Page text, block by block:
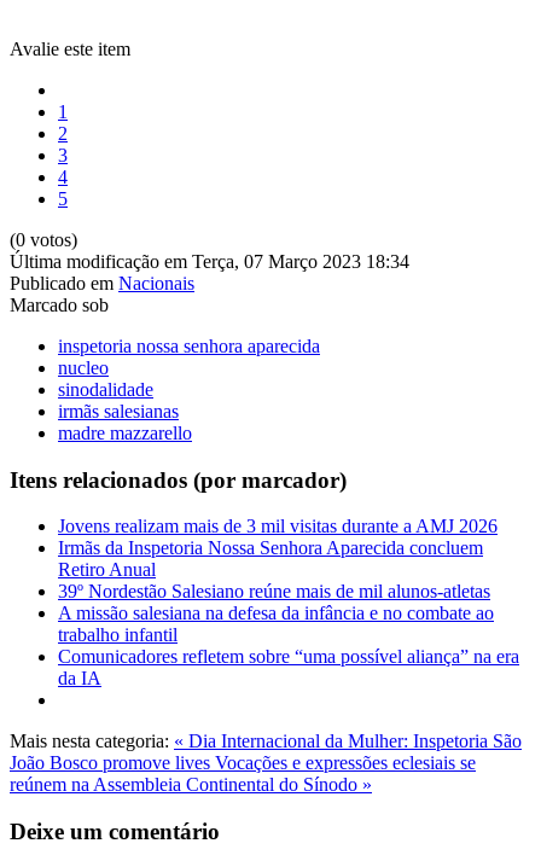
Avalie este item
1
2
3
4
5
(0 votos)
Última modificação em Terça, 07 Março 2023 18:34
Publicado em Nacionais
Marcado sob
inspetoria nossa senhora aparecida
nucleo
sinodalidade
irmãs salesianas
madre mazzarello
Itens relacionados (por marcador)
Jovens realizam mais de 3 mil visitas durante a AMJ 2026
Irmãs da Inspetoria Nossa Senhora Aparecida concluem
Retiro Anual
39º Nordestão Salesiano reúne mais de mil alunos-atletas
A missão salesiana na defesa da infância e no combate ao
trabalho infantil
Comunicadores refletem sobre “uma possível aliança” na era
da IA
Mais nesta categoria: « Dia Internacional da Mulher: Inspetoria São
João Bosco promove lives Vocações e expressões eclesiais se
reúnem na Assembleia Continental do Sínodo »
Deixe um comentário